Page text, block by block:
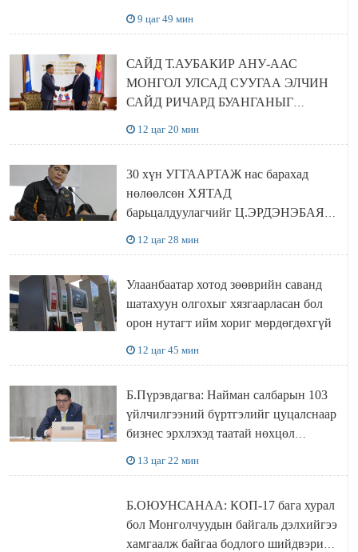
9 цаг 49 мин
САЙД Т.АУБАКИР АНУ-ААС
МОНГОЛ УЛСАД СУУГАА ЭЛЧИН
САЙД РИЧАРД БУАНГАНЫГ
12 цаг 20 мин
30 хүн УГГААРТАЖ нас барахад
нөлөөлсөн ХЯТАД
барьцалдуулагчийг Ц.ЭРДЭНЭБАЯР
12 цаг 28 мин
Улаанбаатар хотод зөөврийн саванд
шатахуун олгохыг хязгаарласан бол
орон нутагт ийм хориг мөрдөгдөхгүй
12 цаг 45 мин
Б.Пүрэвдагва: Найман салбарын 103
үйлчилгээний бүртгэлийг цуцалснаар
бизнес эрхлэхэд таатай нөхцөл
13 цаг 22 мин
Б.ОЮУНСАНАА: КОП-17 бага хурал
бол Монголчуудын байгаль дэлхийгээ
хамгаалж байгаа бодлого шийдвэрийг